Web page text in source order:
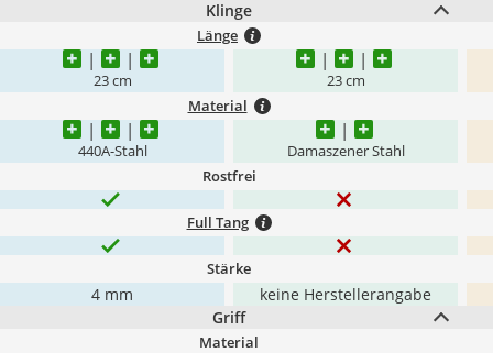
Klinge
Länge
23 cm 23 cm
Material
440A-Stahl Damaszener Stahl
Rostfrei
Full Tang
Stärke
4 mm
keine Herstellerangabe
Griff
Material